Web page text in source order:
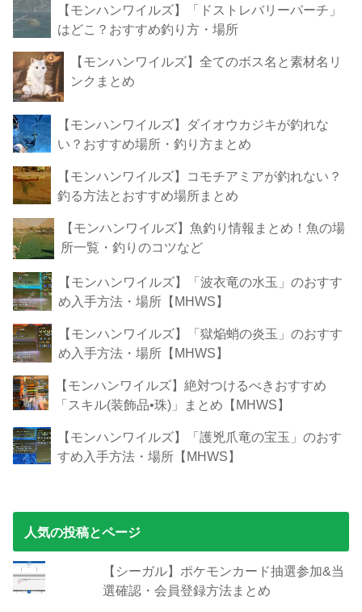
【モンハンワイルズ】「ドストレバリーパーチ」
はどこ？おすすめ釣り方・場所
【モンハンワイルズ】全てのボス名と素材名リ
ンクまとめ
【モンハンワイルズ】ダイオウカジキが釣れな
い？おすすめ場所・釣り方まとめ
【モンハンワイルズ】コモチアミアが釣れない？
釣る方法とおすすめ場所まとめ
【モンハンワイルズ】魚釣り情報まとめ！魚の場
所一覧・釣りのコツなど
【モンハンワイルズ】「波衣竜の水玉」のおすす
め入手方法・場所【MHWS】
【モンハンワイルズ】「獄焔蛸の炎玉」のおすす
め入手方法・場所【MHWS】
【モンハンワイルズ】絶対つけるべきおすすめ
「スキル(装飾品•珠)」まとめ【MHWS】
【モンハンワイルズ】「護兇爪竜の宝玉」のおす
すめ入手方法・場所【MHWS】
人気の投稿とページ
【シーガル】ポケモンカード抽選参加&当
選確認・会員登録方法まとめ